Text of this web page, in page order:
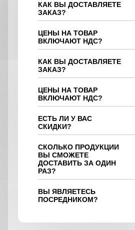
КАК ВЫ ДОСТАВЛЯЕТЕ
ЗАКАЗ?
ЦЕНЫ НА ТОВАР
ВКЛЮЧАЮТ НДС?
КАК ВЫ ДОСТАВЛЯЕТЕ
ЗАКАЗ?
ЦЕНЫ НА ТОВАР
ВКЛЮЧАЮТ НДС?
ЕСТЬ ЛИ У ВАС
СКИДКИ?
СКОЛЬКО ПРОДУКЦИИ
ВЫ СМОЖЕТЕ
ДОСТАВИТЬ ЗА ОДИН
РАЗ?
ВЫ ЯВЛЯЕТЕСЬ
ПОСРЕДНИКОМ?